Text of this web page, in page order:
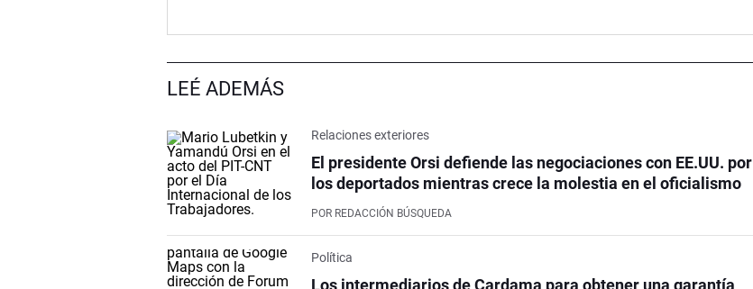
LEÉ ADEMÁS
Relaciones exteriores
El presidente Orsi defiende las negociaciones con EE.UU. por
los deportados mientras crece la molestia en el oficialismo
POR REDACCIÓN BÚSQUEDA
Política
Los intermediarios de Cardama para obtener una garantía